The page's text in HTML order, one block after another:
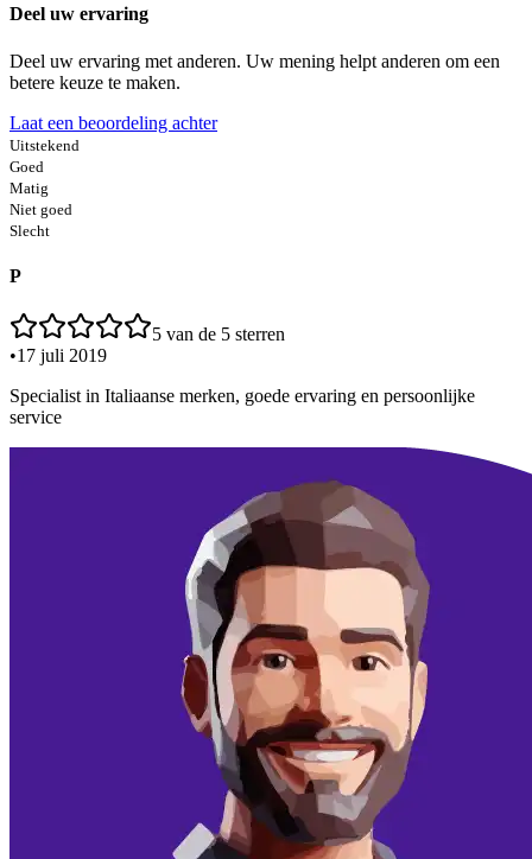
Deel uw ervaring
Deel uw ervaring met anderen. Uw mening helpt anderen om een
betere keuze te maken.
Laat een beoordeling achter
Uitstekend
Goed
Matig
Niet goed
Slecht
P
5 van de 5 sterren
•17 juli 2019
Specialist in Italiaanse merken, goede ervaring en persoonlijke
service